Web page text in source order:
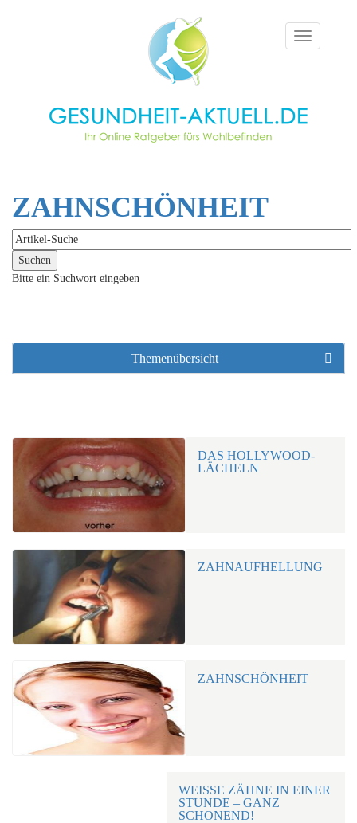
Toggle
navigation
ZAHNSCHÖNHEIT
Bitte ein Suchwort eingeben
Themenübersicht
DAS HOLLYWOOD-
LÄCHELN
ZAHNAUFHELLUNG
ZAHNSCHÖNHEIT
WEISSE ZÄHNE IN EINER S
TUNDE – GANZ S
CHONEND!